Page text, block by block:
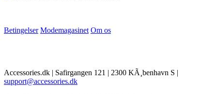
Betingelser Modemagasinet Om os
Accessories.dk | Safirgangen 121 | 2300 KÃ¸benhavn S |
support@accessories.dk